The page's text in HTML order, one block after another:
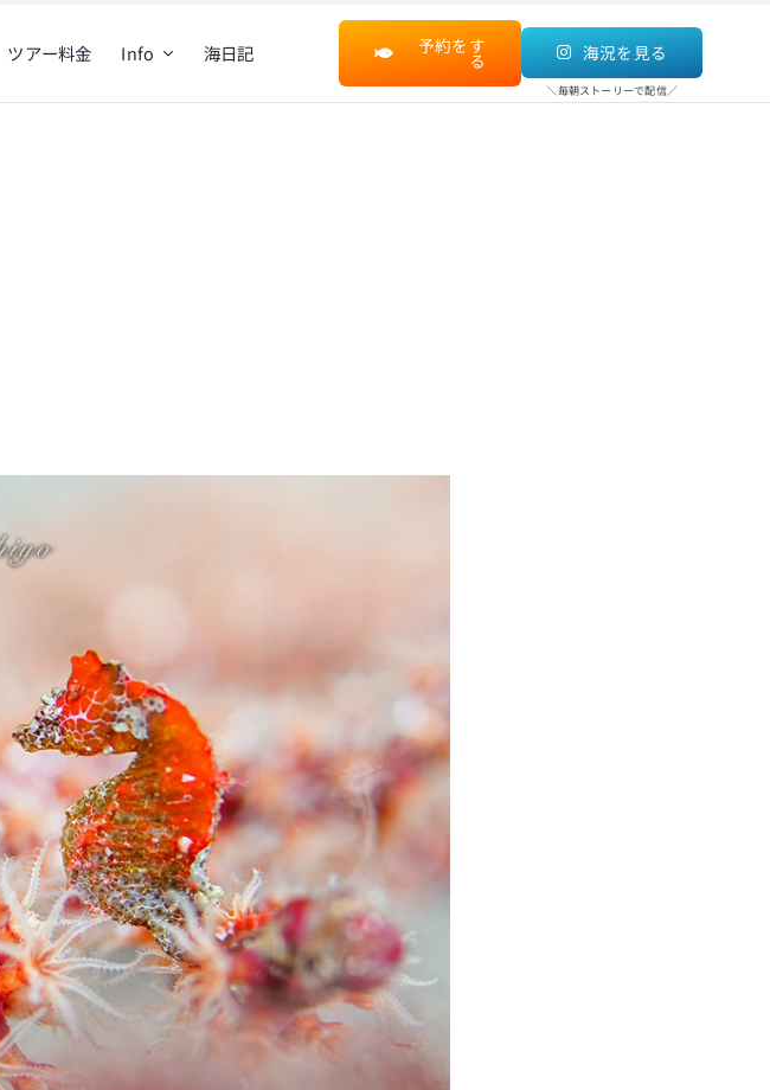
ツアー料金 Info 海日記 予約をす
る 海況を見る
＼毎朝ストーリーで配信／